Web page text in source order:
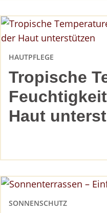
Tropische
Haut
HAUTPFLEGE
SONNENSCHUTZ